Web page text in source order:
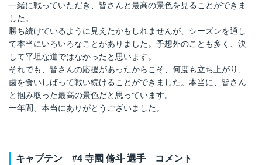
一緒に戦っていただき、皆さんと最高の景色を見ることができま
した。
勝ち続けているように見えたかもしれませんが、シーズンを通し
て本当にいろいろなことがありました。予想外のことも多く、決
して平坦な道ではなかったと思います。
それでも、皆さんの応援があったからこそ、何度も立ち上がり、
歯を食いしばって戦い続けることができました。本当に、皆さん
と掴み取った最高の景色だと思っています。
一年間、本当にありがとうございました。
キャプテン #4 寺園 脩斗 選手 コメント